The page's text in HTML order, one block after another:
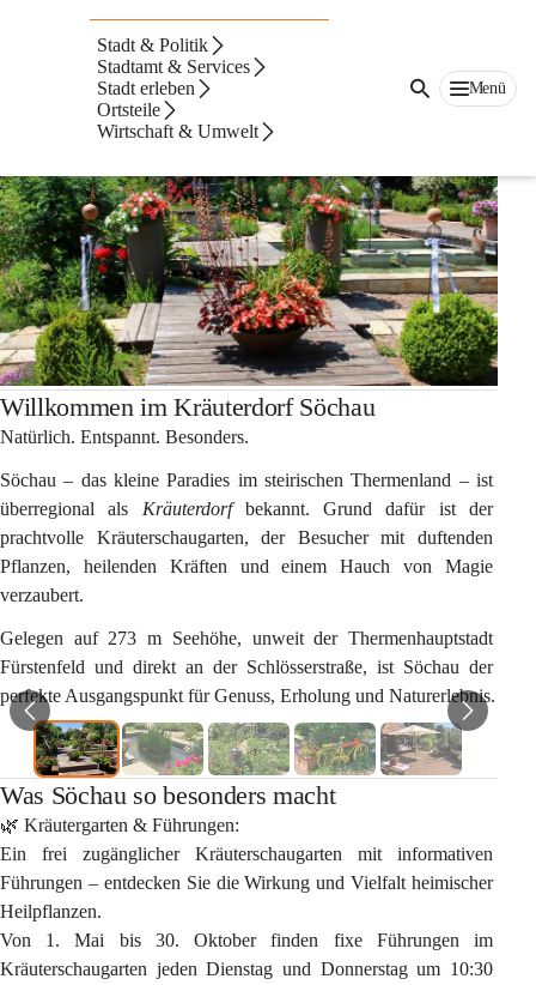
Stadt & Politik
Stadtamt & Services
Stadt erleben
Ortsteile
Wirtschaft & Umwelt
Menü
Kräuterdorf Söchau
Willkommen im Kräuterdorf Söchau
Natürlich. Entspannt. Besonders.
Söchau – das kleine Paradies im steirischen Thermenland – ist
überregional als Kräuterdorf bekannt. Grund dafür ist der
prachtvolle Kräuterschaugarten, der Besucher mit duftenden
Pflanzen, heilenden Kräften und einem Hauch von Magie
verzaubert.
Gelegen auf 273 m Seehöhe, unweit der Thermenhauptstadt
Fürstenfeld und direkt an der Schlösserstraße, ist Söchau der
perfekte Ausgangspunkt für Genuss, Erholung und Naturerlebnis.
Was Söchau so besonders macht
🌿 Kräutergarten & Führungen:
Ein frei zugänglicher Kräuterschaugarten mit informativen
Führungen – entdecken Sie die Wirkung und Vielfalt heimischer
Heilpflanzen.
Von 1. Mai bis 30. Oktober finden fixe Führungen im
Kräuterschaugarten jeden Dienstag und Donnerstag um 10:30